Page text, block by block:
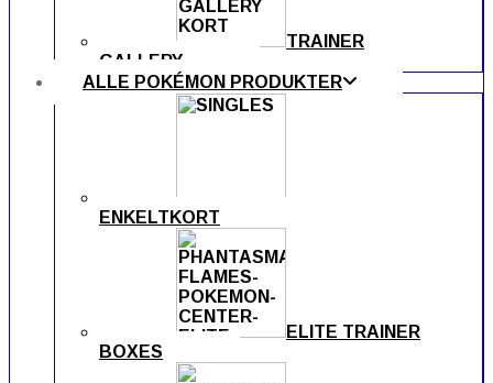
TRAINER
GALLERY
ALLE POKÉMON PRODUKTER
ENKELTKORT
ELITE TRAINER
BOXES